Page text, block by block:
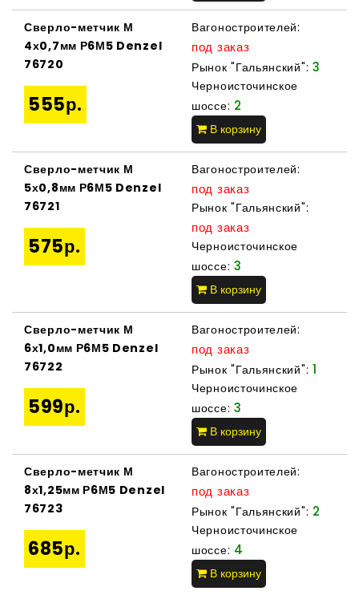
Сверло-метчик М
4х0,7мм Р6М5 Denzel
76720
555р.
Вагоностроителей:
под заказ
Рынок "Гальянский": 3
Черноисточинское
шоссе: 2
В корзину
Сверло-метчик М
5х0,8мм Р6М5 Denzel
76721
575р.
Вагоностроителей:
под заказ
Рынок "Гальянский":
под заказ
Черноисточинское
шоссе: 3
В корзину
Сверло-метчик М
6х1,0мм Р6М5 Denzel
76722
599р.
Вагоностроителей:
под заказ
Рынок "Гальянский": 1
Черноисточинское
шоссе: 3
В корзину
Сверло-метчик М
8х1,25мм Р6М5 Denzel
76723
685р.
Вагоностроителей:
под заказ
Рынок "Гальянский": 2
Черноисточинское
шоссе: 4
В корзину